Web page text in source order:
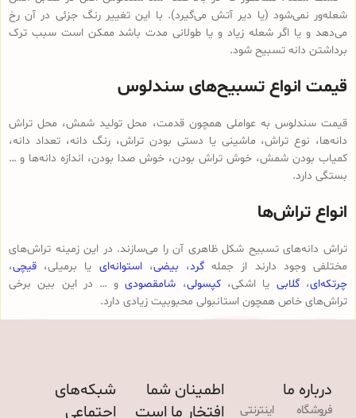
شعله‌ور نمی‌شود (یا دیر آتش می‌گیرد). با این تغییر رنگ جزئی در آن رخ
می‌دهد و یا اگر شعله زیاد و یا طولانی مدت باشد ممکن است سبب ترک
برداشتن دانه تسبیح شود.
قیمت انواع تسبیح‌های سندلوس
قیمت سندلوس به عواملی همچون قدمت، محل تولید شمش، محل تراش
دانه‌ها، نوع تراش، ماشینی یا دستی بودن تراش، رنگ دانه، تعداد دانه،
کمیاب بودن شمش، خوش تراش بودن، خوش صدا بودن، اندازه دانه‌ها و …
بستگی دارد.
انواع تراش‌ها
تراش دانه‌های تسبیح شکل ظاهری آن را می‌سازند. در این زمینه تراش‌های
مختلفی وجود دارند از جمله گرد، بیضی،استوانه‌ای یا برمیلی، قیچی،
چرتکه‌ای،گلابی یا اشکی،کپسولی، شامقصودیو … در این بین برخی
تراش‌های خاص همچون استانبولی محبوبیت زیادی دارد.
درباره ما
فروشگاه اینترنتی
اطمینان شما
افتخار ما است
شبکه‌های
اجتماعی